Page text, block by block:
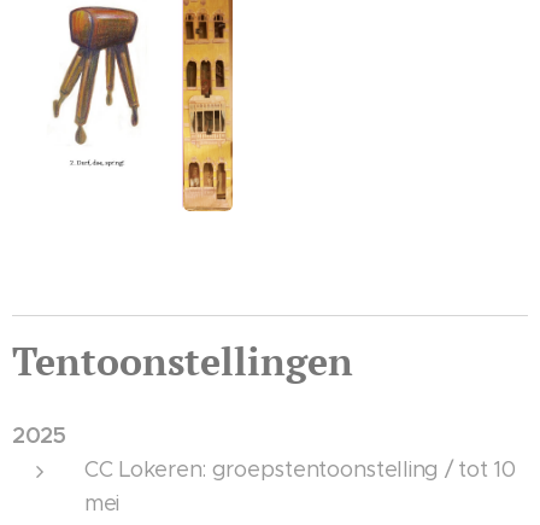
Tentoonstellingen
2025
CC Lokeren: groepstentoonstelling / tot 10
mei